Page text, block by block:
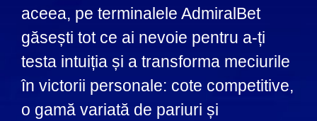
aceea, pe terminalele AdmiralBet
găsești tot ce ai nevoie pentru a-ți
testa intuiția și a transforma meciurile
în victorii personale: cote competitive,
o gamă variată de pariuri și